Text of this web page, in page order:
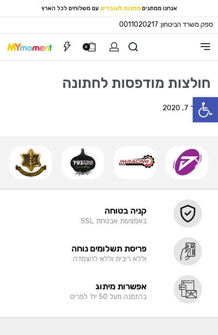
פתח סרגל נגישות
אנחנו ממתגים מתנות לעובדים עם משלוחים לכל הארץ
ספק משרד הביטחון: 0011020217
0
חולצות מודפסות לחתונה
נובמבר 7, 2020
קניה בטוחה
באמצעות אבטחת SSL
פריסת תשלומים נוחה
וללא ריבית וללא להצמדה
אפשרות מיתוג
בהזמנה מעל 50 יח' לפריט